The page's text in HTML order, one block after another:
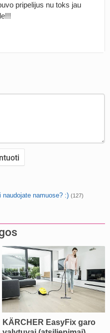
pripelijus nu toks jau
namuose? :) (127)
KÄRCHER EasyFix garo